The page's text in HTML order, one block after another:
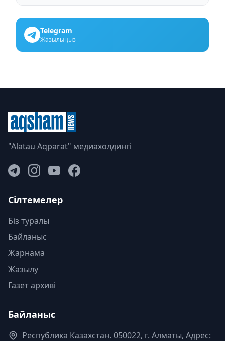
Telegram
Жазылыңыз
"Alatau Aqparat" медиахолдингі
Сілтемелер
Біз туралы
Байланыс
Жарнама
Жазылу
Газет архиві
Байланыс
Республика Казахстан. 050022, г. Алматы, Адрес: